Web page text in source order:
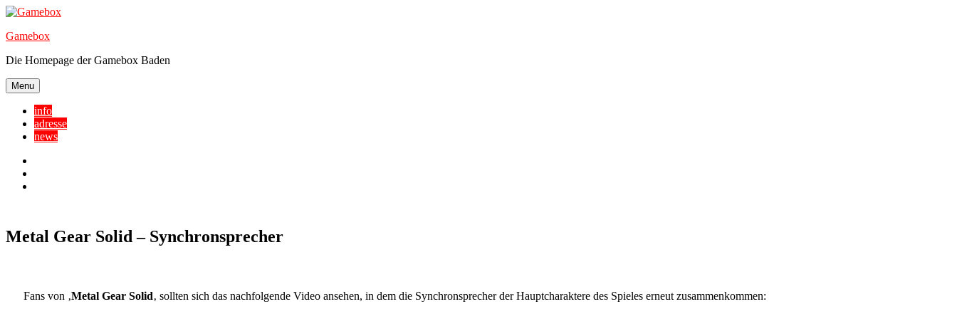
Skip
content
Gamebox
Die Homepage der Gamebox Baden
Menu
info
adresse
news
Metal Gear Solid – Synchronsprecher
Fans von ‚Metal Gear Solid‚ sollten sich das nachfolgende Video ansehen, in dem die Synchronsprecher der Hauptcharaktere des Spieles erneut zusammenkommen: